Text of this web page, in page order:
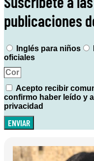
publicaciones
Inglés para niños
oficiales
Acepto recibir
confirmo haber leído y
privacidad
ENVIAR